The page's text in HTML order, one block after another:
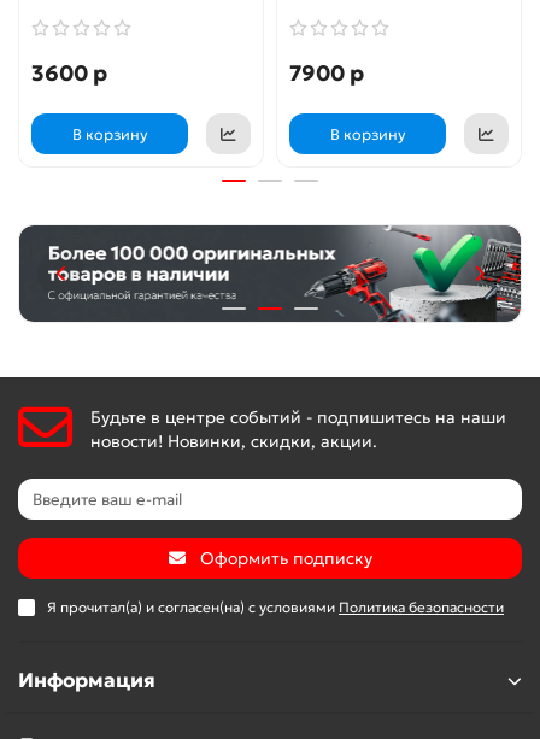
3600 р
В корзину
7900 р
В корзину
Будьте в центре событий - подпишитесь на наши
новости! Новинки, скидки, акции.
Оформить подписку
Я прочитал(а) и согласен(на) с условиями Политика безопасности
Информация